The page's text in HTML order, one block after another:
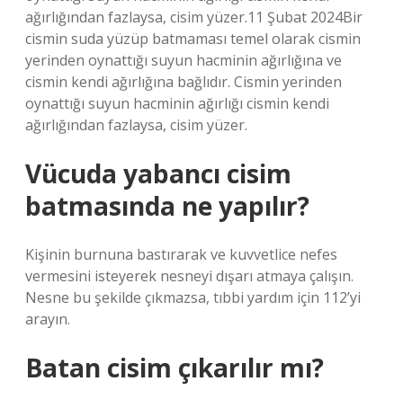
ağırlığından fazlaysa, cisim yüzer.11 Şubat 2024Bir
cismin suda yüzüp batmaması temel olarak cismin
yerinden oynattığı suyun hacminin ağırlığına ve
cismin kendi ağırlığına bağlıdır. Cismin yerinden
oynattığı suyun hacminin ağırlığı cismin kendi
ağırlığından fazlaysa, cisim yüzer.
Vücuda yabancı cisim
batmasında ne yapılır?
Kişinin burnuna bastırarak ve kuvvetlice nefes
vermesini isteyerek nesneyi dışarı atmaya çalışın.
Nesne bu şekilde çıkmazsa, tıbbi yardım için 112’yi
arayın.
Batan cisim çıkarılır mı?